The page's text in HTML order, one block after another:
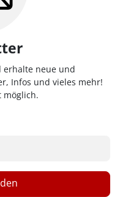
erhalte neue und
Infos und vieles mehr!
möglich.